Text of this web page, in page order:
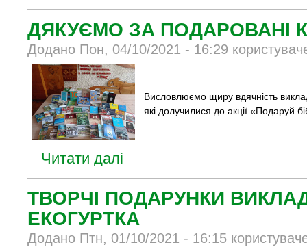
ДЯКУЄМО ЗА ПОДАРОВАНІ
Додано Пон, 04/10/2021 - 16:29
Висловлюємо щиру вдячність
які долучилися до акції «Подаруй
Читати далі
ТВОРЧІ ПОДАРУНКИ
ЕКОГУРТКА
Додано Птн, 01/10/2021 - 16:15